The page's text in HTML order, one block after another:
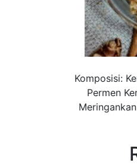
Komposisi:
Permen